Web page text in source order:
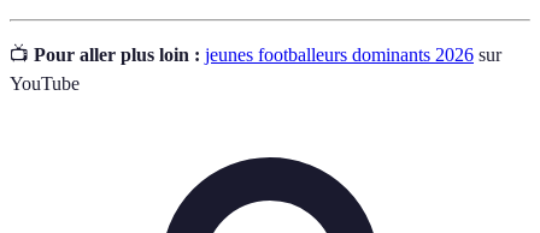
📺 Pour aller plus loin : jeunes footballeurs dominants 2026 sur
YouTube